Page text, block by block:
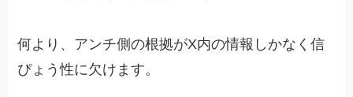
何より、アンチ側の根拠がX内の情報しかなく信
ぴょう性に欠けます。